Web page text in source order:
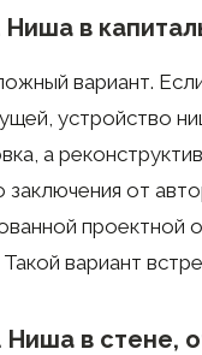
Ниша в
вариант.
устройство
а
заключения от
проектной
Такой вариант
Ниша в стене,